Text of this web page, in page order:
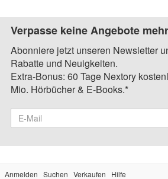
Verpasse keine Angebote
Abonniere jetzt unseren Newsletter
Rabatte und Neuigkeiten.
Extra-Bonus: 60 Tage Nextory
Mio. Hörbücher & E-Books.*
Anmelden Suchen Verkaufen
Hilfe